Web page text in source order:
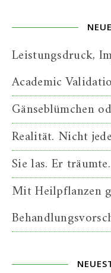
Leistungsdruck,
Academic
Gänseblümchen
Realität. Nicht
Sie las. Er träumte.
Mit Heilpflanzen